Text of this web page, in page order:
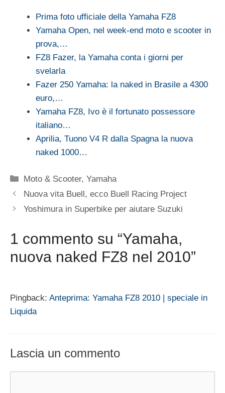
Prima foto ufficiale della Yamaha FZ8
Yamaha Open, nel week-end moto e scooter in
prova,…
FZ8 Fazer, la Yamaha conta i giorni per
svelarla
Fazer 250 Yamaha: la naked in Brasile a 4300
euro,…
Yamaha FZ8, Ivo è il fortunato possessore
italiano…
Aprilia, Tuono V4 R dalla Spagna la nuova
naked 1000…
Categorie
Moto & Scooter,Yamaha
Nuova vita Buell, ecco Buell Racing Project
Yoshimura in Superbike per aiutare Suzuki
1 commento su “Yamaha,
nuova naked FZ8 nel 2010”
Pingback: Anteprima: Yamaha FZ8 2010 | speciale in
Liquida
Lascia un commento